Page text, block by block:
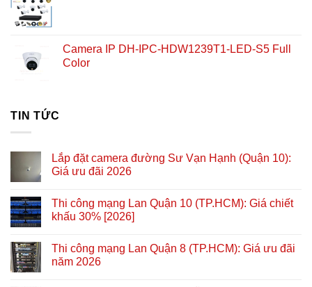
Camera IP DH-IPC-HDW1239T1-LED-S5 Full
Color
TIN TỨC
Lắp đặt camera đường Sư Vạn Hạnh (Quận 10):
Giá ưu đãi 2026
Thi công mạng Lan Quận 10 (TP.HCM): Giá chiết
khấu 30% [2026]
Thi công mạng Lan Quận 8 (TP.HCM): Giá ưu đãi
năm 2026